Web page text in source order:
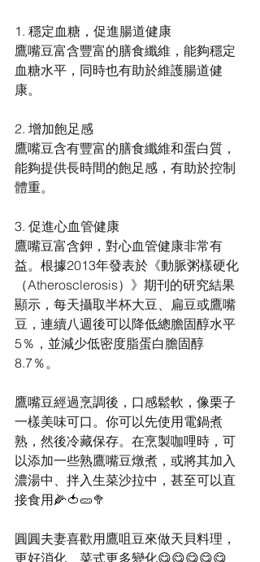
1. 穩定血糖，促進腸道健康
鷹嘴豆富含豐富的膳食纖維，能夠穩定
血糖水平，同時也有助於維護腸道健
康。
2. 增加飽足感
鷹嘴豆含有豐富的膳食纖維和蛋白質，
能夠提供長時間的飽足感，有助於控制
體重。
3. 促進心血管健康
鷹嘴豆富含鉀，對心血管健康非常有
益。根據2013年發表於《動脈粥樣硬化
（Atherosclerosis）》期刊的研究結果
顯示，每天攝取半杯大豆、扁豆或鷹嘴
豆，連續八週後可以降低總膽固醇水平
5％，並減少低密度脂蛋白膽固醇
8.7％。
鷹嘴豆經過烹調後，口感鬆軟，像栗子
一樣美味可口。你可以先使用電鍋煮
熟，然後冷藏保存。在烹製咖哩時，可
以添加一些熟鷹嘴豆燉煮，或將其加入
濃湯中、拌入生菜沙拉中，甚至可以直
接食用🌽🍅🥒🥦
圓圓夫妻喜歡用鷹咀豆來做天貝料理，
更好消化、菜式更多變化😋😋😋😋😋